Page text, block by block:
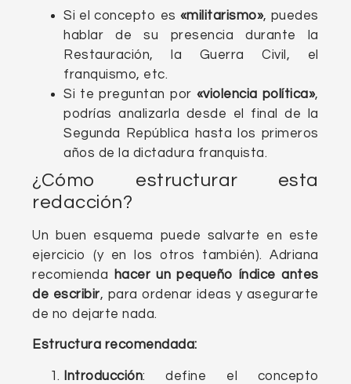
Si el concepto es «militarismo», puedes
hablar de su presencia durante la
Restauración, la Guerra Civil, el
franquismo, etc.
Si te preguntan por «violencia política»,
podrías analizarla desde el final de la
Segunda República hasta los primeros
años de la dictadura franquista.
¿Cómo estructurar esta
redacción?
Un buen esquema puede salvarte en este
ejercicio (y en los otros también). Adriana
recomienda
hacer un pequeño índice antes
de escribir, para ordenar ideas y asegurarte
de no dejarte nada.
Estructura recomendada:
Introducción: define el concepto